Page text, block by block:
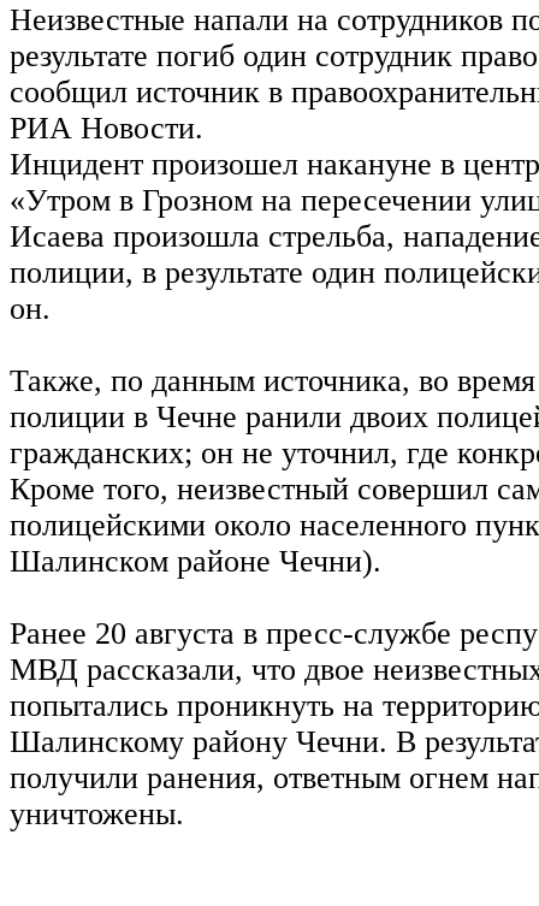
Неизвестные напали на сотрудников
результате погиб один сотрудник
сообщил источник в
РИА Новости.
Инцидент произошел накануне в
«Утром в Грозном на пересечении
Исаева произошла стрельба,
полиции, в результате один
он.
Также, по данным источника, во
полиции в Чечне ранили двоих
гражданских; он не уточнил, где
Кроме того, неизвестный совершил
полицейскими около населенного
Шалинском районе Чечни).
Ранее 20 августа в пресс-службе
МВД рассказали, что двое
попытались проникнуть на
Шалинскому району Чечни. В
получили ранения, ответным огнем
уничтожены.